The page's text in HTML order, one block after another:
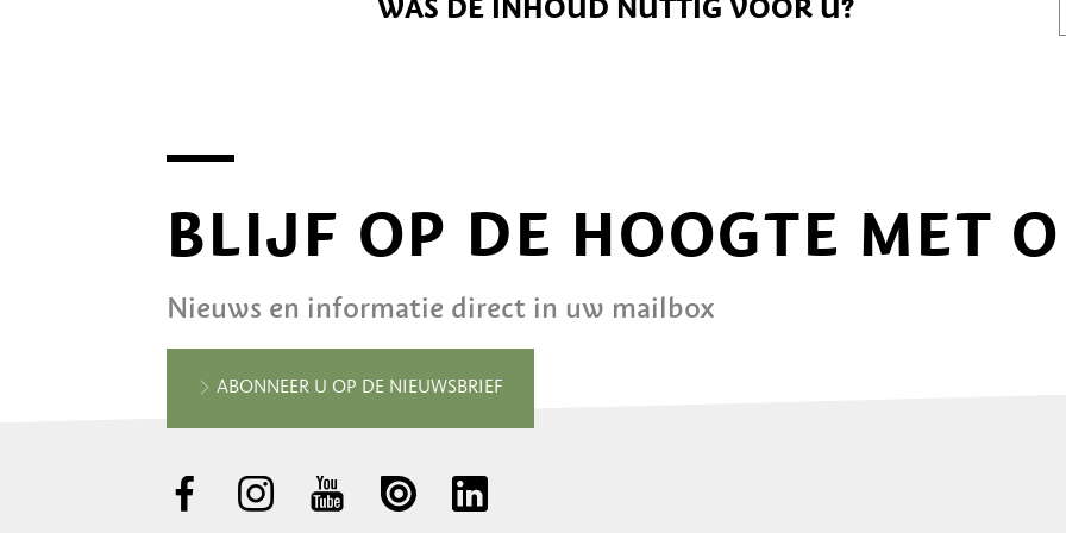
WAS DE INHOUD NUTTIG VOOR U?
BLIJF OP DE HOOGTE MET
Nieuws en informatie direct in uw mailbox
ABONNEER U OP DE NIEUWSBRIEF